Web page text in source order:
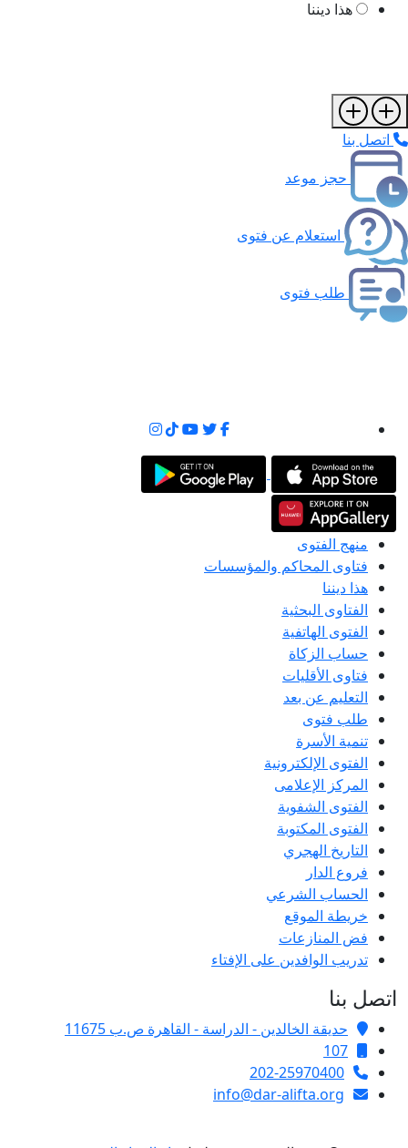
هذا ديننا
اتصل بنا
حجز موعد
استعلام عن فتوى
طلب فتوى
منهج الفتوى
فتاوى المحاكم والمؤسسات
هذا ديننا
الفتاوى البحثية
الفتوى الهاتفية
حساب الزكاة
فتاوى الأقليات
التعليم عن بعد
طلب فتوى
تنمية الأسرة
الفتوى الإلكترونية
المركز الإعلامى
الفتوى الشفوية
الفتوى المكتوبة
التاريخ الهجري
فروع الدار
الحساب الشرعي
خريطة الموقع
فض المنازعات
تدريب الوافدين على الإفتاء
اتصل بنا
حديقة الخالدين - الدراسة - القاهرة ص.ب 11675
107
202-25970400
info@dar-alifta.org